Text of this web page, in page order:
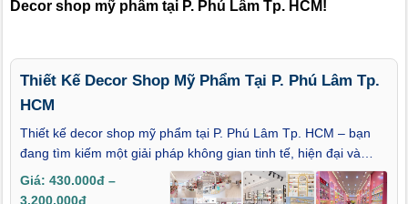
Decor shop mỹ phẩm tại P. Phú Lâm Tp. HCM!
Thiết Kế Decor Shop Mỹ Phẩm Tại P. Phú Lâm Tp.
HCM
Thiết kế decor shop mỹ phẩm tại P. Phú Lâm Tp. HCM – bạn
đang tìm kiếm một giải pháp không gian tinh tế, hiện đại và
đậm chất riêng để gây ấn tượng mạnh với khách hàng tại khu
vực sôi động này? Trong thời đại mà vẻ ngoài không gian bán
Giá: 430.000đ –
3.200.000đ